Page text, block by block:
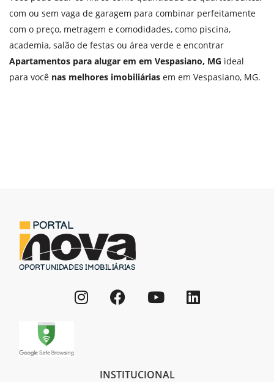
com ou sem vaga de garagem para combinar perfeitamente
com o preço, metragem e comodidades, como piscina,
academia, salão de festas ou área verde e encontrar
Apartamentos para alugar em em Vespasiano, MG ideal
para você nas melhores imobiliárias em em Vespasiano, MG.
INSTITUCIONAL